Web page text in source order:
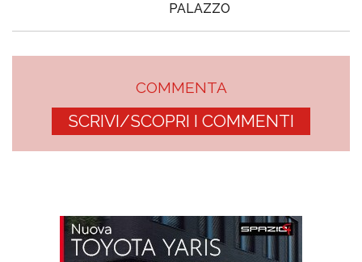
PALAZZO
COMMENTA
SCRIVI/SCOPRI I COMMENTI